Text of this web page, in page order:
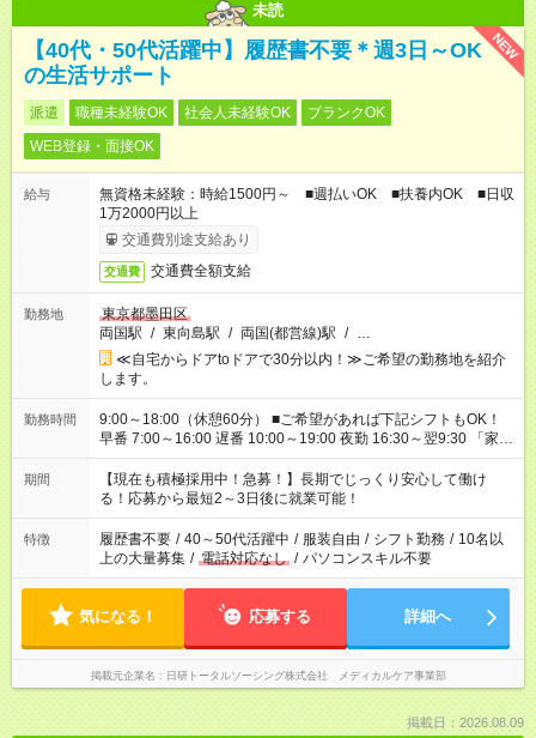
未読
NEW
【40代・50代活躍中】履歴書不要＊週3日～OK
の生活サポート
派遣 職種未経験OK 社会人未経験OK
ブランクOK
WEB登録・面接OK
給与
無資格未経験：時給1500円～ ■週払いOK ■扶養内OK ■日収
1万2000円以上
交通費別途支給あり
交通費 交通費全額支給
勤務地
東京都墨田区
両国駅 / 東向島駅 / 両国(都営線)駅 / …
≪自宅からドアtoドアで30分以内！≫ご希望の勤務地を紹介
します。
勤務時間
9:00～18:00（休憩60分） ■ご希望があれば下記シフトもOK！
早番 7:00～16:00 遅番 10:00～19:00 夜勤 16:30～翌9:30 「家族
と休みを合わせたい」 「余裕を持って夕飯の準備がしたい」
「できれば残業はしたくない」 など、ご希望を教えてください
ね。 ※Wワーク希望の方へ 今ご覧のお仕事で希望する勤務時間
と、もう1つのお仕事の勤務時間が 合計で週40時間を超える場
合は応募できません。
期間
【現在も積極採用中！急募！】長期でじっくり安心して働け
る！応募から最短2～3日後に就業可能！
特徴 履歴書不要 / 40～50代活躍中 / 服装自由 / シフト勤務 / 10名以
上の大量募集 / 電話対応なし / パソコンスキル不要
気になる！ 応募する 詳細へ
掲載元企業名 日研トータルソーシング株式会社 メディカルケア事業部
掲載日：2026.08.09